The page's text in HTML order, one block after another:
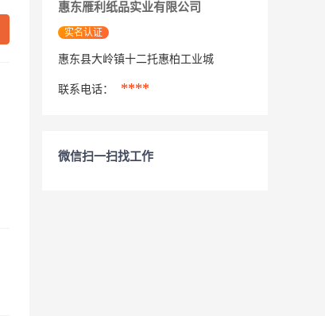
惠东雁利纸品实业有限公司
实名认证
惠东县大岭镇十二托惠柏工业城
联系电话： ****
微信扫一扫找工作